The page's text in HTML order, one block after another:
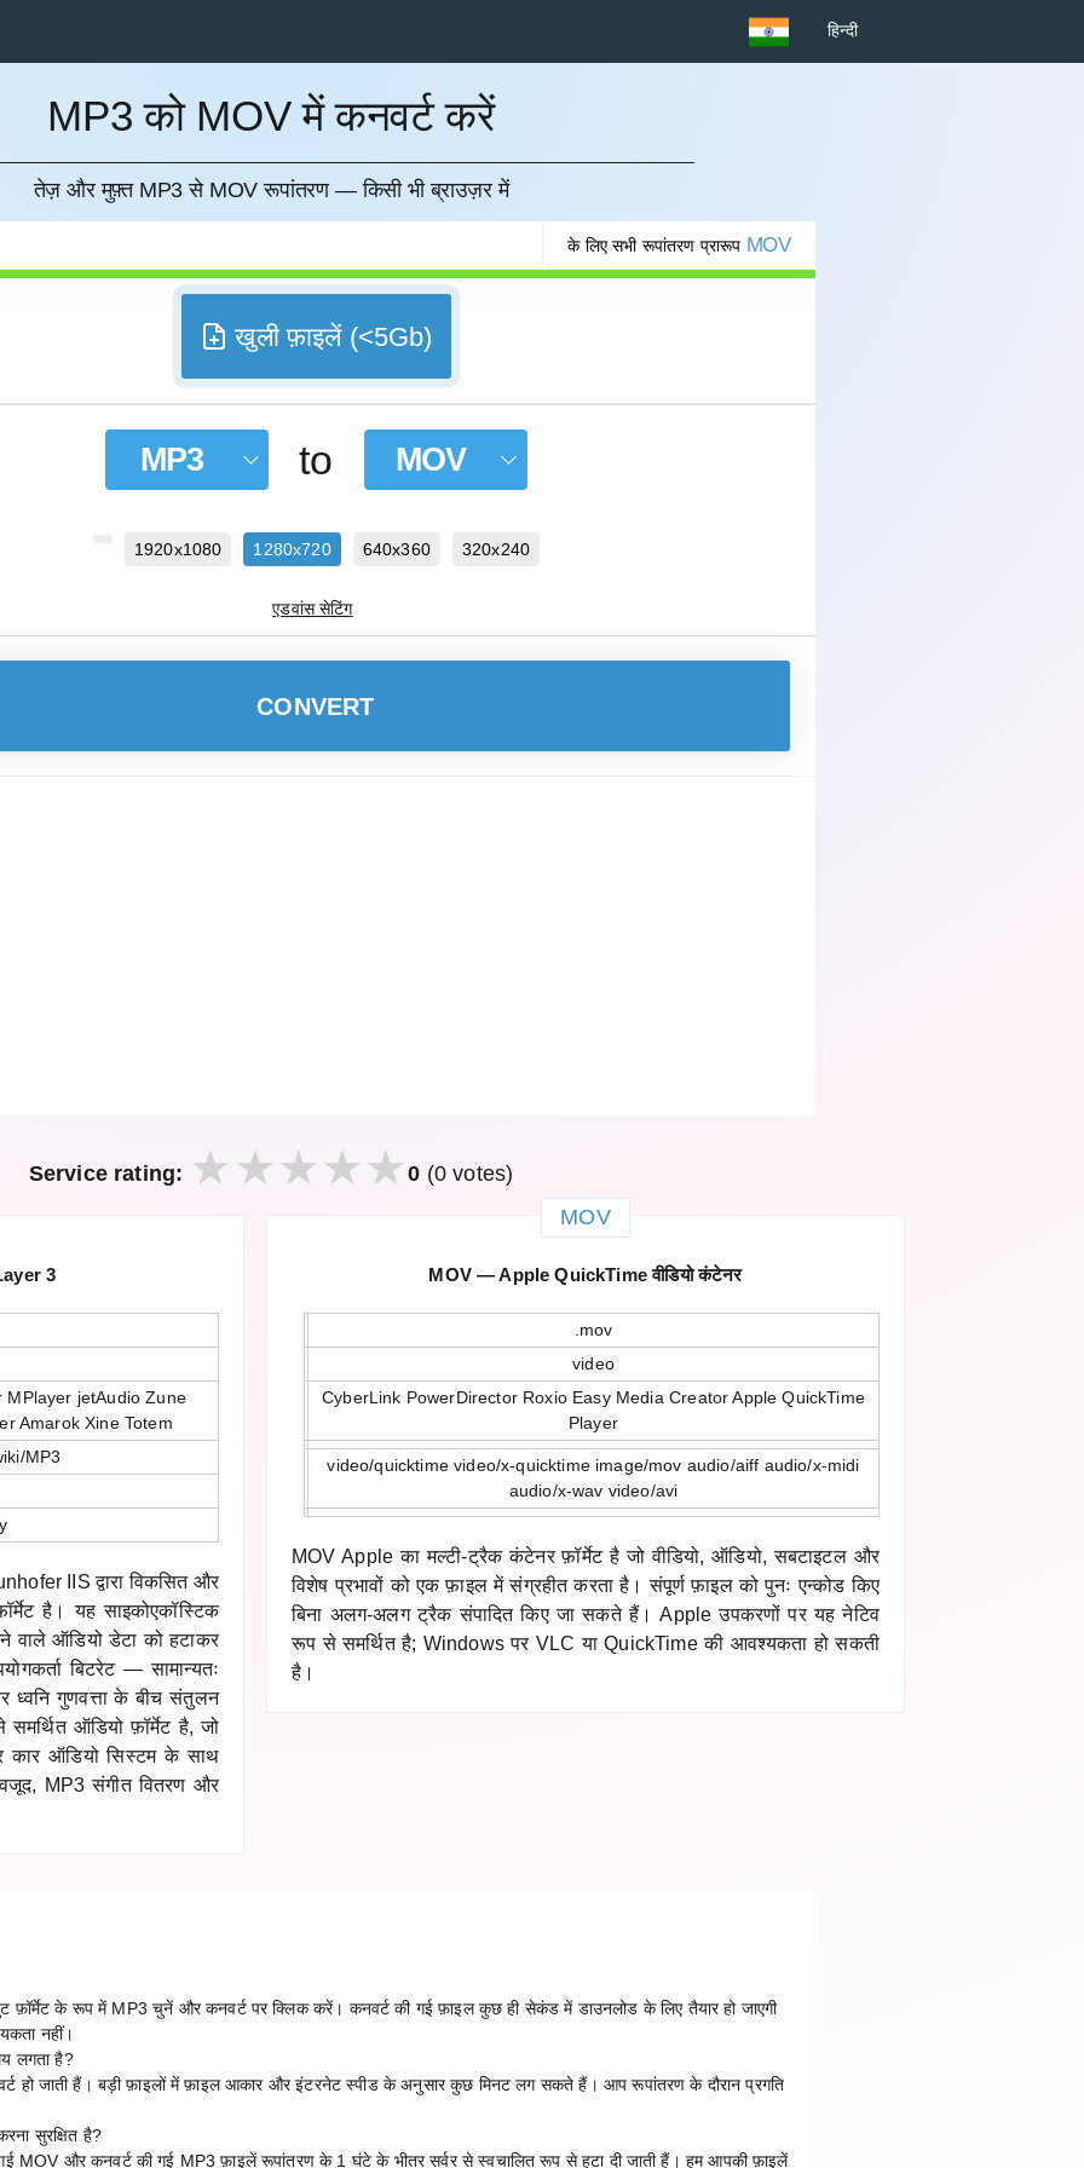
हिन्दी
MP3 को MOV में कनवर्ट करें
तेज़ और मुफ़्त MP3 से MOV रूपांतरण — किसी भी ब्राउज़र में
के लिए सभी रूपांतरण प्रारूप MOV
खुली फ़ाइलें (<5Gb)
MP3 to MOV
1920x1080 1280x720 640x360 320x240
एडवांस सेटिंग
CONVERT
Service rating: 0 (0 votes)
3
MPlayer jetAudio Zune
Amarok Xine Totem
MP3
IIS द्वारा विकसित और
है। यह साइकोएकॉस्टिक
वाले ऑडियो डेटा को हटाकर
बिटरेट — सामान्यतः
गुणवत्ता के बीच संतुलन
ऑडियो फ़ॉर्मेट है, जो
कार ऑडियो सिस्टम के साथ
MP3 संगीत वितरण और
MOV
MOV — Apple QuickTime वीडियो कंटेनर
.mov
video
CyberLink PowerDirector Roxio Easy Media Creator Apple QuickTime
Player
video/quicktime video/x-quicktime image/mov audio/aiff audio/x-midi
audio/x-wav video/avi
MOV Apple का मल्टी-ट्रैक कंटेनर फ़ॉर्मेट है जो वीडियो, ऑडियो, सबटाइटल और
विशेष प्रभावों को एक फ़ाइल में संग्रहीत करता है। संपूर्ण फ़ाइल को पुनः एन्कोड किए
बिना अलग-अलग ट्रैक संपादित किए जा सकते हैं। Apple उपकरणों पर यह नेटिव
रूप से समर्थित है; Windows पर VLC या QuickTime की आवश्यकता हो सकती
है।
के रूप में MP3 चुनें और कनवर्ट पर क्लिक करें। कनवर्ट की गई फ़ाइल कुछ ही सेकंड में डाउनलोड के लिए तैयार हो जाएगी
नहीं।
लगता है?
हो जाती हैं। बड़ी फ़ाइलों में फ़ाइल आकार और इंटरनेट स्पीड के अनुसार कुछ मिनट लग सकते हैं। आप रूपांतरण के दौरान प्रगति
सुरक्षित है?
MOV और कनवर्ट की गई MP3 फ़ाइलें रूपांतरण के 1 घंटे के भीतर सर्वर से स्वचालित रूप से हटा दी जाती हैं। हम आपकी फ़ाइलें